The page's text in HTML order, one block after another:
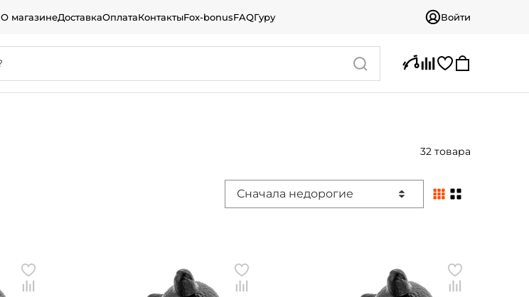
О магазинеДоставкаОплатаКонтактыFox-bonusFAQГуру Войти
32 товара
Сначала недорогие